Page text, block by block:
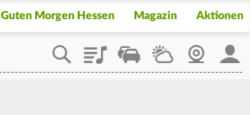
Guten Morgen Hessen Magazin Aktionen
PlaylistStaupilotWetterWebcam